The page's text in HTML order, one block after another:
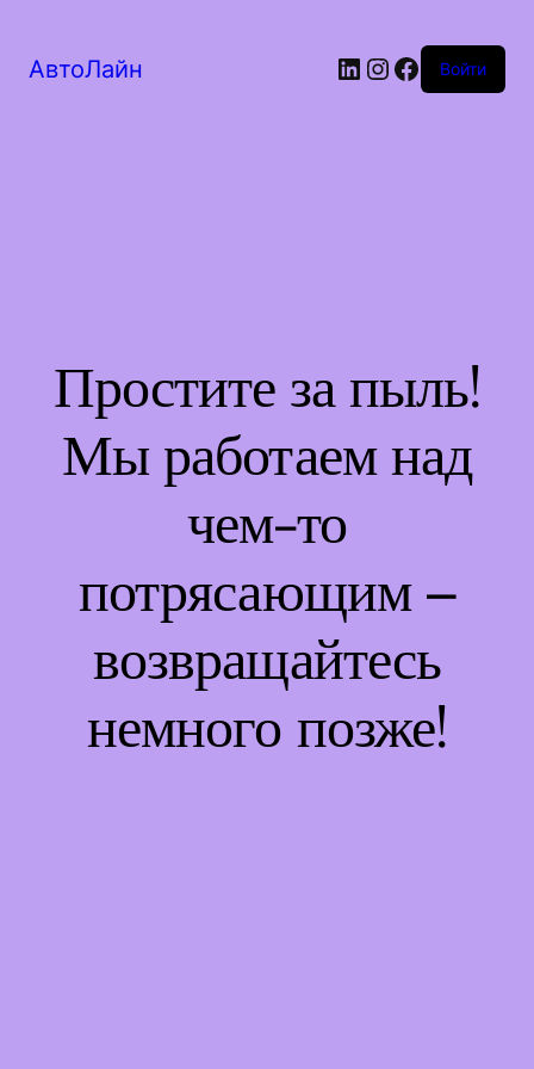
АвтоЛайн LinkedIn
Instagram
Facebook
Войти
Простите за пыль!
Мы работаем над
чем-то
потрясающим –
возвращайтесь
немного позже!